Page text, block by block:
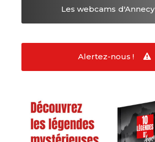
Les webcams d'Annecy
Alertez-nous !